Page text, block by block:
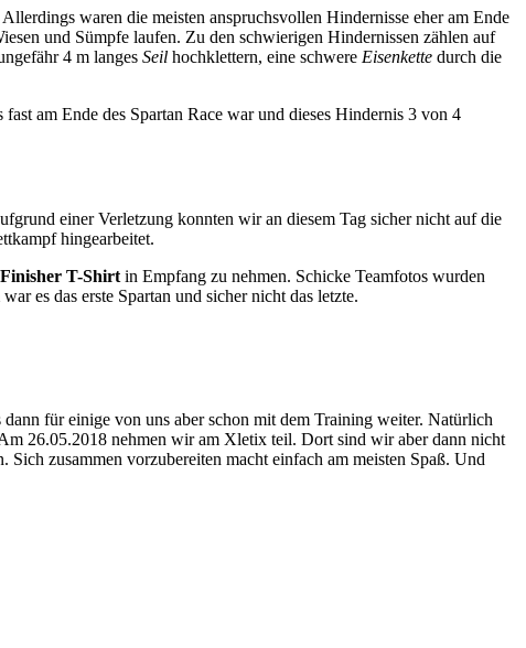
waren die meisten anspruchsvollen Hindernisse eher am Ende
und Sümpfe laufen. Zu den schwierigen Hindernissen zählen auf
4 m langes Seil hochklettern, eine schwere Eisenkette durch die
am Ende des Spartan Race war und dieses Hindernis 3 von 4
einer Verletzung konnten wir an diesem Tag sicher nicht auf die
hingearbeitet.
T-Shirt in Empfang zu nehmen. Schicke Teamfotos wurden
es das erste Spartan und sicher nicht das letzte.
für einige von uns aber schon mit dem Training weiter. Natürlich
26.05.2018 nehmen wir am Xletix teil. Dort sind wir aber dann nicht
zusammen vorzubereiten macht einfach am meisten Spaß. Und